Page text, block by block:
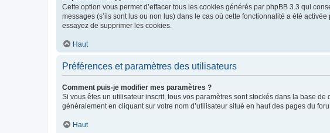
Cette option vous permet d’effacer tous les cookies générés par phpBB 3.3 qui
messages (s’ils sont lus ou non lus) dans le cas où cette fonctionnalité a été
essayez de supprimer les cookies.
Haut
Préférences et paramètres des utilisateurs
Comment puis-je modifier mes paramètres ?
Si vous êtes un utilisateur inscrit, tous vos paramètres sont stockés dans la base
généralement en cliquant sur votre nom d’utilisateur situé en haut des pages du
Haut